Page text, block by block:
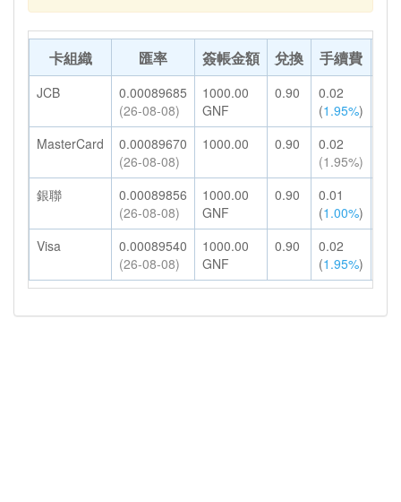
卡組織 匯率 簽帳金額 兌換 手續費
JCB
0.00089685
(26-08-08)
1000.00
GNF
0.90
0.02
(1.95%)
MasterCard
0.00089670
(26-08-08)
1000.00 0.90
0.02
(1.95%)
銀聯
0.00089856
(26-08-08)
1000.00
GNF
0.90
0.01
(1.00%)
Visa
0.00089540
(26-08-08)
1000.00
GNF
0.90
0.02
(1.95%)